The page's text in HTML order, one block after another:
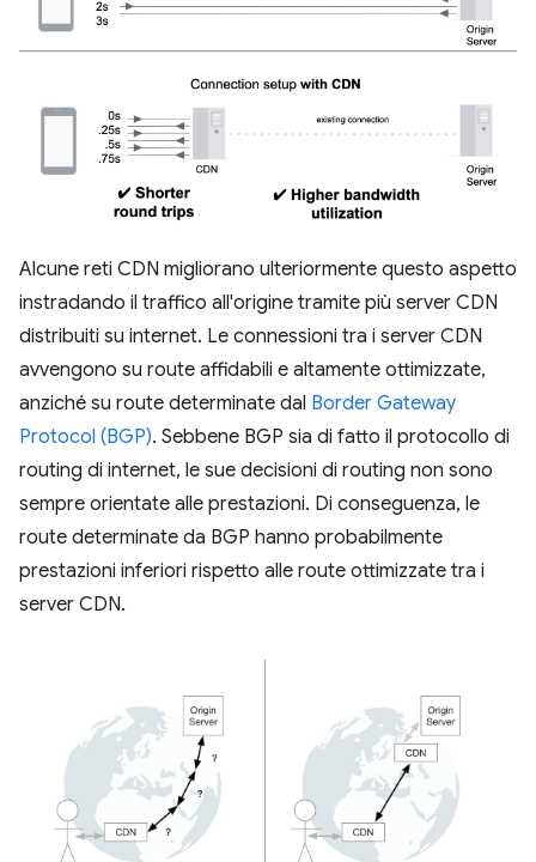
Alcune reti CDN migliorano ulteriormente questo aspetto
instradando il traffico all'origine tramite più server CDN
distribuiti su internet. Le connessioni tra i server CDN
avvengono su route affidabili e altamente ottimizzate,
anziché su route determinate dal Border Gateway
Protocol (BGP). Sebbene BGP sia di fatto il protocollo di
routing di internet, le sue decisioni di routing non sono
sempre orientate alle prestazioni. Di conseguenza, le
route determinate da BGP hanno probabilmente
prestazioni inferiori rispetto alle route ottimizzate tra i
server CDN.